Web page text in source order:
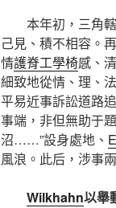
本年初，三角
己見、積不相容。
情護脊工學椅感、
細致地從情、理、
平易近事訴訟道路
事端，非但無助于
沼……”設身處地、
風浪。此后，涉事
Wilkhahn以舉